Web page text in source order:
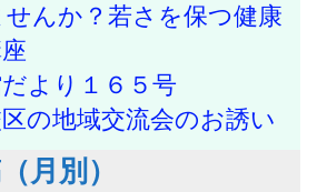
んか？若さを保つ健康
より１６５号
の地域交流会のお誘い
月別）